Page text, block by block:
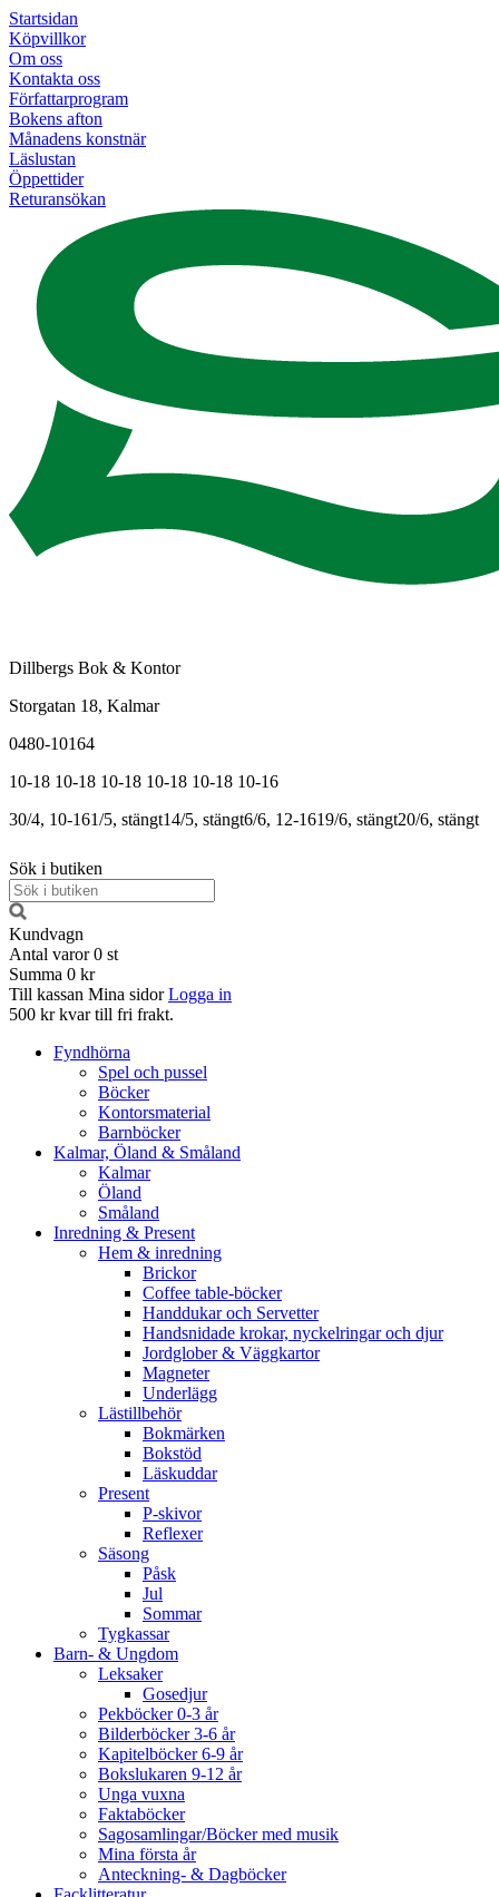
Startsidan
Köpvillkor
Om oss
Kontakta oss
Författarprogram
Bokens afton
Månadens konstnär
Läslustan
Öppettider
Returansökan
Dillbergs Bok & Kontor
Storgatan 18, Kalmar
0480-10164
10-18 10-18 10-18 10-18 10-18 10-16
30/4, 10-161/5, stängt14/5, stängt6/6, 12-1619/6, stängt20/6, stängt
Sök i butiken
Kundvagn
Antal varor 0 st
Summa 0 kr
Till kassan Mina sidor Logga in
500 kr kvar till fri frakt.
Fyndhörna
Spel och pussel
Böcker
Kontorsmaterial
Barnböcker
Kalmar, Öland & Småland
Kalmar
Öland
Småland
Inredning & Present
Hem & inredning
Brickor
Coffee table-böcker
Handdukar och Servetter
Handsnidade krokar, nyckelringar och djur
Jordglober & Väggkartor
Magneter
Underlägg
Lästillbehör
Bokmärken
Bokstöd
Läskuddar
Present
P-skivor
Reflexer
Säsong
Påsk
Jul
Sommar
Tygkassar
Barn- & Ungdom
Leksaker
Gosedjur
Pekböcker 0-3 år
Bilderböcker 3-6 år
Kapitelböcker 6-9 år
Bokslukaren 9-12 år
Unga vuxna
Faktaböcker
Sagosamlingar/Böcker med musik
Mina första år
Anteckning- & Dagböcker